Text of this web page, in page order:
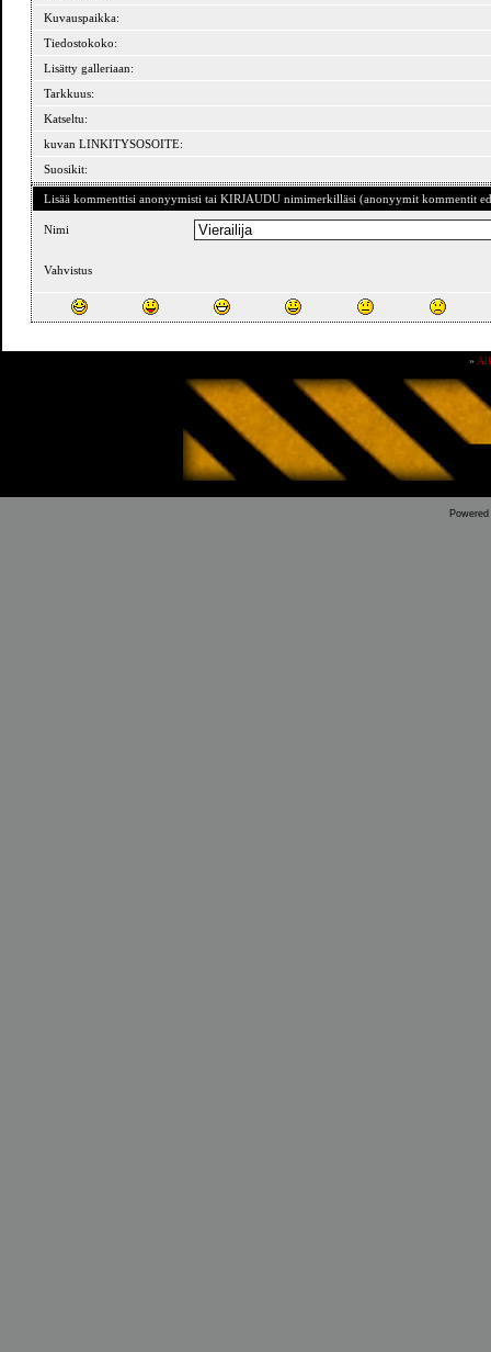
Kuvauspaikka:
Tiedostokoko:
Lisätty galleriaan:
Tarkkuus:
Katseltu:
kuvan LINKITYSOSOITE:
Suosikit:
Lisää kommenttisi anonyymisti tai KIRJAUDU nimimerkilläsi (anonyymit kommentit
Nimi
Vahvistus
»